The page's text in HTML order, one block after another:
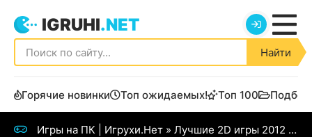
IGRUHI.NET
Найти
Горячие новинки Топ ожидаемых! Топ 100
Игры на ПК | Игрухи.Нет » Лучшие 2D игры 2012 года